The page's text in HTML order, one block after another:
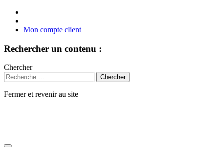
Mon compte client
Rechercher un contenu :
Chercher
Fermer et revenir au site